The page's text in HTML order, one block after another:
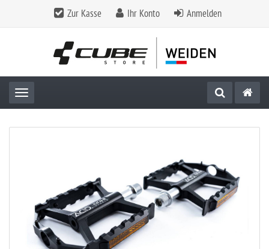
Zur Kasse Ihr Konto Anmelden
Toggle navigation